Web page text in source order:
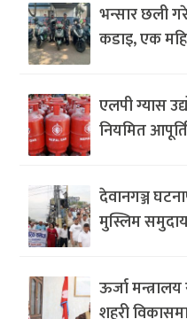
भन्सार छली
कडाइ, एक
एलपी ग्यास
नियमित
देवानगञ्ज
मुस्लिम
ऊर्जा
शहरी